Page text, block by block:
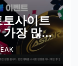
사이트
장 많
분석